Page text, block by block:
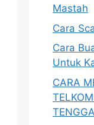
Mastah
Cara
Cara
Untuk
CARA